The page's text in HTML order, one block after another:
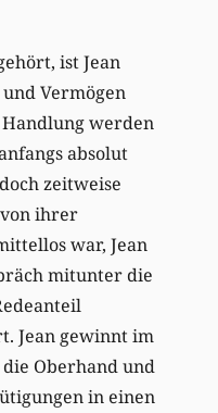
ist Jean
Vermögen
werden
absolut
zeitweise
ihrer
war, Jean
mitunter die
Jean gewinnt im
Oberhand und
in einen